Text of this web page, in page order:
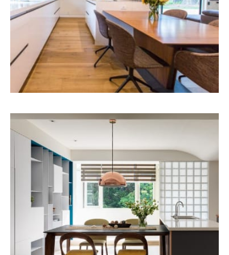
MORE
木柵アパートホテル
HOME DESIGN
MORE